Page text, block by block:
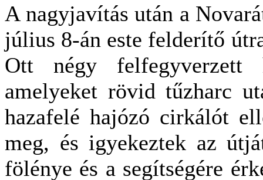
A nagyjavítás után a
július 8-án este felderítő
Ott négy felfegyverzett
amelyeket rövid tűzharc
hazafelé hajózó cirkálót
meg, és igyekeztek az
fölénye és a segítségére